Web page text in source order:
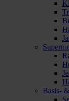
Basis-